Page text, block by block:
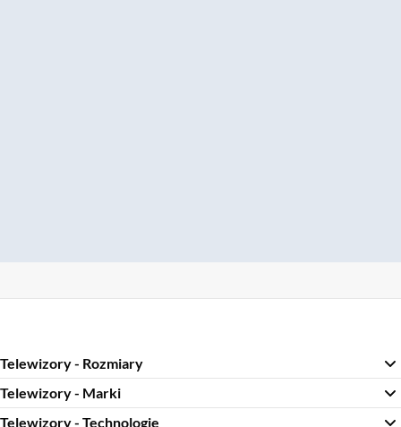
Telewizory - Rozmiary
Telewizory - Marki
Telewizory - Technologie